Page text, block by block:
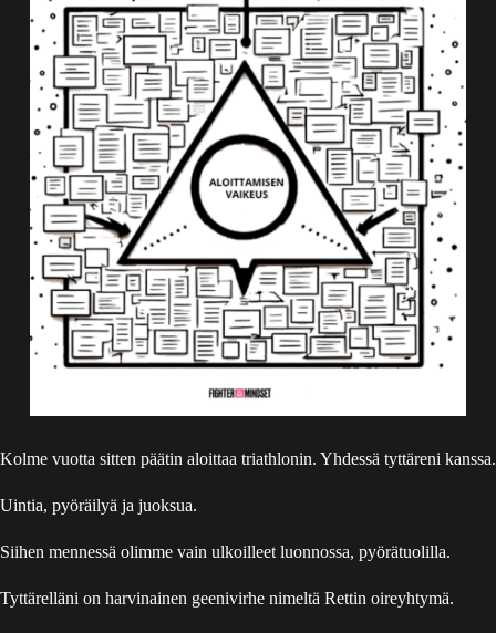
Kolme vuotta sitten päätin aloittaa triathlonin. Yhdessä tyttäreni kanssa.
Uintia, pyöräilyä ja juoksua.
Siihen mennessä olimme vain ulkoilleet luonnossa, pyörätuolilla.
Tyttärelläni on harvinainen geenivirhe nimeltä Rettin oireyhtymä.